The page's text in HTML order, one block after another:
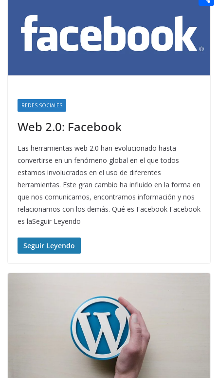
REDES SOCIALES
Web 2.0: Facebook
Las herramientas web 2.0 han evolucionado hasta
convertirse en un fenómeno global en el que todos
estamos involucrados en el uso de diferentes
herramientas. Este gran cambio ha influido en la forma en
que nos comunicamos, encontramos información y nos
relacionamos con los demás. Qué es Facebook Facebook
es laSeguir Leyendo
Seguir Leyendo
n
e
a
m
a